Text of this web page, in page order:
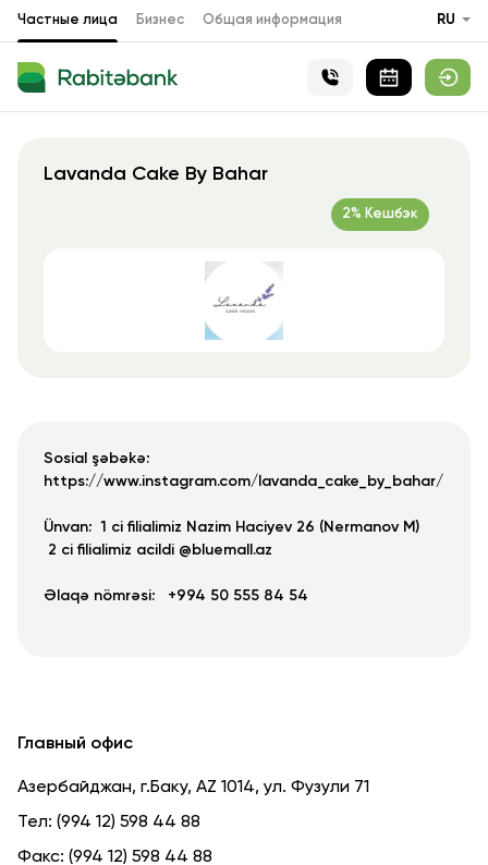
Частные лица Бизнес Общая информация RU
Lavanda Cake By Bahar
2% Кешбэк
Sosial şəbəkə:
https://www.instagram.com/lavanda_cake_by_bahar/
Ünvan: 1 ci filialimiz Nazim Haciyev 26 (Nermanov M)
2 ci filialimiz acildi @bluemall.az
Əlaqə nömrəsi: +994 50 555 84 54
Главный офис
Азербайджан, г.Баку, AZ 1014, ул. Фузули 71
Тел: (994 12) 598 44 88
Факс: (994 12) 598 44 88